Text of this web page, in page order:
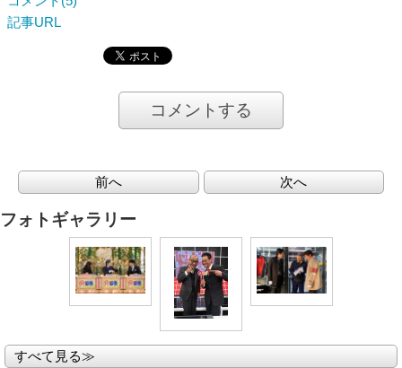
記事URL
コメントする
前へ 次へ
フォトギャラリー
すべて見る≫